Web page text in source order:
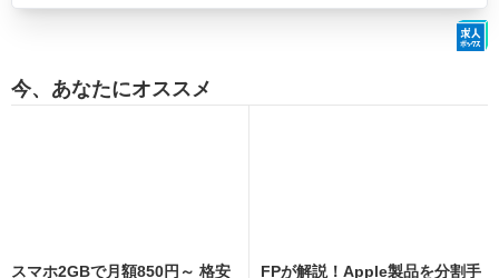
今、あなたにオススメ
スマホ2GBで月額850円～ 格安
FPが解説！Apple製品を分割手